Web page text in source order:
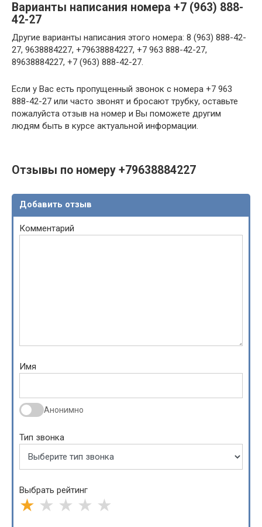
Варианты написания номера +7 (963) 888-
42-27
Другие варианты написания этого номера: 8 (963) 888-42-
27, 9638884227, +79638884227, +7 963 888-42-27,
89638884227, +7 (963) 888-42-27.
Если у Вас есть пропущенный звонок с номера +7 963
888-42-27 или часто звонят и бросают трубку, оставьте
пожалуйста отзыв на номер и Вы поможете другим
людям быть в курсе актуальной информации.
Отзывы по номеру +79638884227
Добавить отзыв
Комментарий
Имя
Анонимно
Тип звонка
Выбрать рейтинг
★ ★ ★ ★ ★